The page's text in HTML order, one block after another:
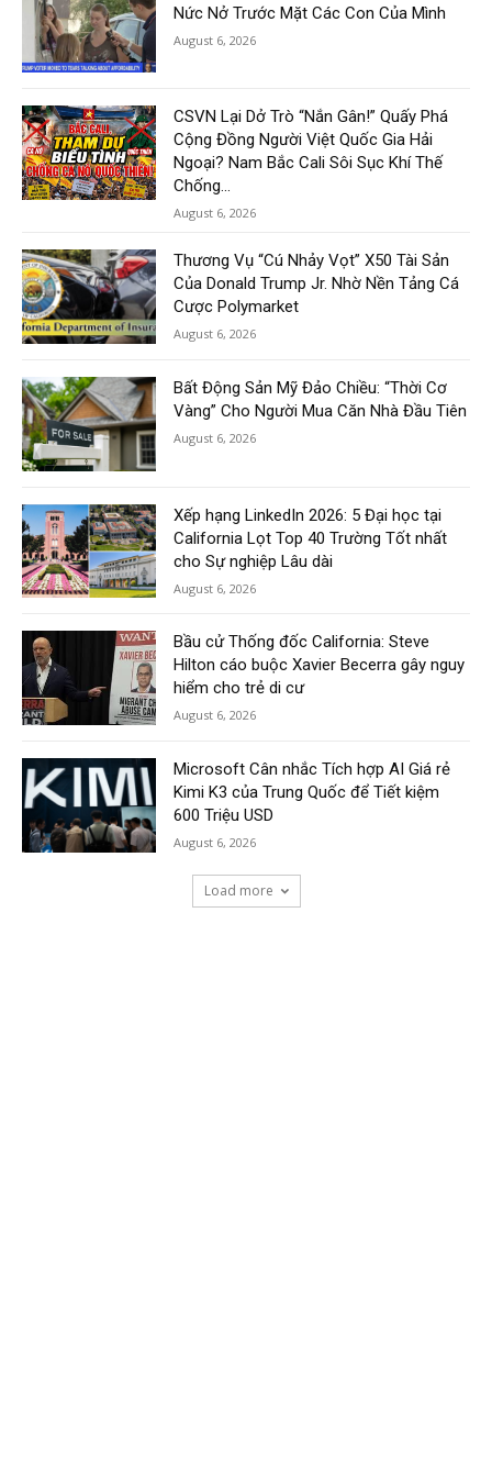
Nức Nở Trước Mặt Các Con Của Mình
August 6, 2026
CSVN Lại Dở Trò “Nắn Gân!” Quấy Phá
Cộng Đồng Người Việt Quốc Gia Hải
Ngoại? Nam Bắc Cali Sôi Sục Khí Thế
Chống...
August 6, 2026
Thương Vụ “Cú Nhảy Vọt” X50 Tài Sản
Của Donald Trump Jr. Nhờ Nền Tảng Cá
Cược Polymarket
August 6, 2026
Bất Động Sản Mỹ Đảo Chiều: “Thời Cơ
Vàng” Cho Người Mua Căn Nhà Đầu Tiên
August 6, 2026
Xếp hạng LinkedIn 2026: 5 Đại học tại
California Lọt Top 40 Trường Tốt nhất
cho Sự nghiệp Lâu dài
August 6, 2026
Bầu cử Thống đốc California: Steve
Hilton cáo buộc Xavier Becerra gây nguy
hiểm cho trẻ di cư
August 6, 2026
Microsoft Cân nhắc Tích hợp AI Giá rẻ
Kimi K3 của Trung Quốc để Tiết kiệm
600 Triệu USD
August 6, 2026
Load more